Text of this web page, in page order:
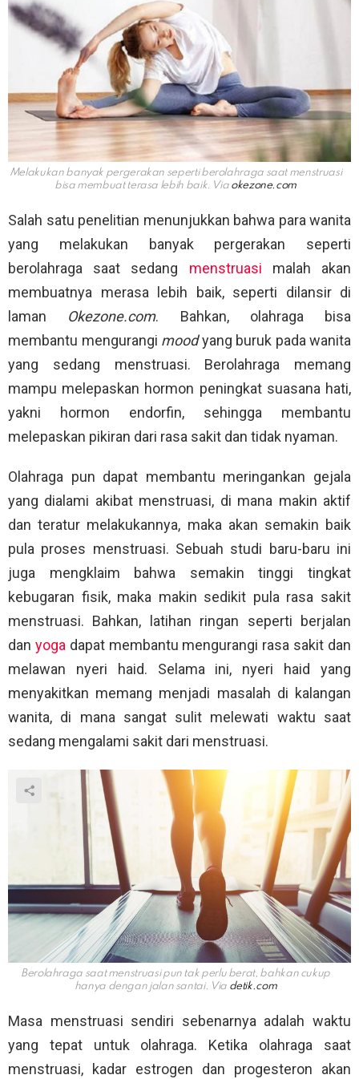
Melakukan banyak pergerakan seperti berolahraga saat menstruasi
bisa membuat terasa lebih baik. Via okezone.com
Salah satu penelitian menunjukkan bahwa para wanita
yang melakukan banyak pergerakan seperti
berolahraga saat sedang menstruasi malah akan
membuatnya merasa lebih baik, seperti dilansir di
laman Okezone.com. Bahkan, olahraga bisa
membantu mengurangi moodyang buruk pada wanita
yang sedang menstruasi. Berolahraga memang
mampu melepaskan hormon peningkat suasana hati,
yakni hormon endorfin, sehingga membantu
melepaskan pikiran dari rasa sakit dan tidak nyaman.
Olahraga pun dapat membantu meringankan gejala
yang dialami akibat menstruasi, di mana makin aktif
dan teratur melakukannya, maka akan semakin baik
pula proses menstruasi. Sebuah studi baru-baru ini
juga mengklaim bahwa semakin tinggi tingkat
kebugaran fisik, maka makin sedikit pula rasa sakit
menstruasi. Bahkan, latihan ringan seperti berjalan
dan yoga dapat membantu mengurangi rasa sakit dan
melawan nyeri haid. Selama ini, nyeri haid yang
menyakitkan memang menjadi masalah di kalangan
wanita, di mana sangat sulit melewati waktu saat
sedang mengalami sakit dari menstruasi.
Berolahraga saat menstruasi pun tak perlu berat, bahkan cukup
hanya dengan jalan santai. Via detik.com
Masa menstruasi sendiri sebenarnya adalah waktu
yang tepat untuk olahraga. Ketika olahraga saat
menstruasi, kadar estrogen dan progesteron akan